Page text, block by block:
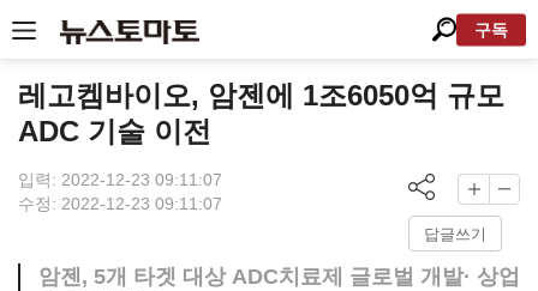
구독
레고켐바이오, 암젠에 1조6050억 규모
ADC 기술 이전
입력: 2022-12-23 09:11:07
수정: 2022-12-23 09:11:07
답글쓰기
암젠, 5개 타겟 대상 ADC치료제 글로벌 개발· 상업